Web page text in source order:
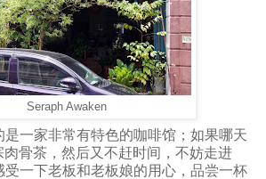
Seraph Awaken
是一家非常有特色的咖啡馆；如果哪天
骨茶，然后又不赶时间，不妨走进
受一下老板和老板娘的用心，品尝一杯